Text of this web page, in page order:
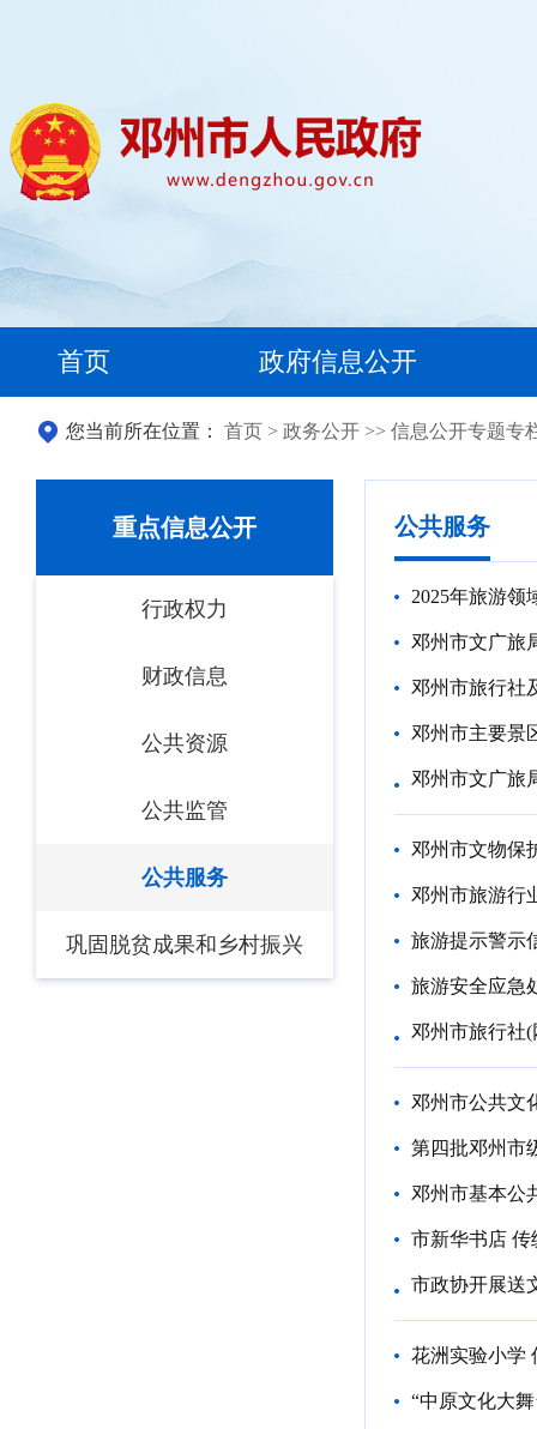
首页 政府信息公开
您当前所在位置： 首页 > 政务公开 >> 信息公开专题专
重点信息公开
行政权力
财政信息
公共资源
公共监管
公共服务
巩固脱贫成果和乡村振兴
公共服务
2025年旅游领
邓州市文广旅
邓州市旅行社
邓州市主要景
邓州市文广旅
邓州市文物保
邓州市旅游行
旅游提示警示
旅游安全应急
邓州市旅行社
邓州市公共文
第四批邓州市
邓州市基本公
市新华书店
市政协开展送
花洲实验小学
“中原文化大